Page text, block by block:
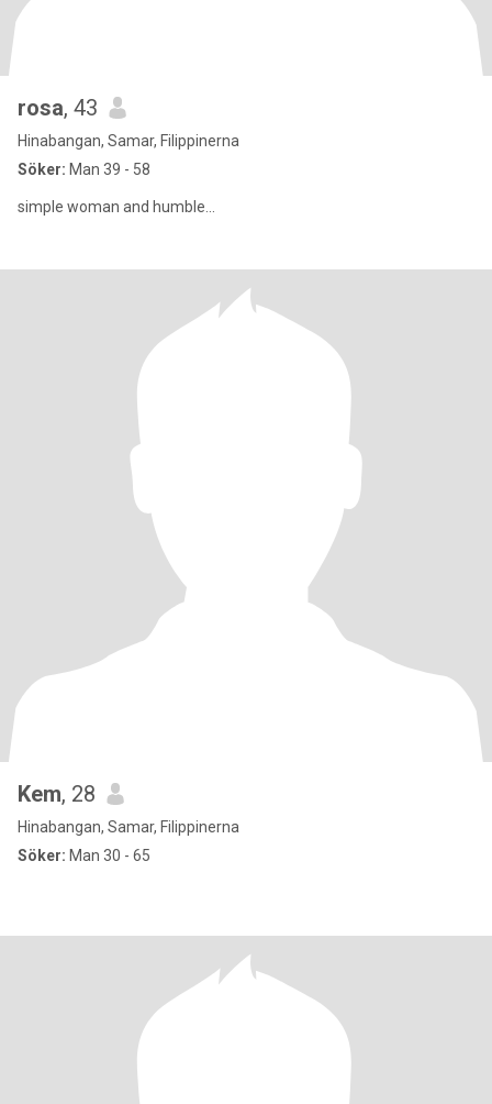
rosa, 43
Hinabangan, Samar, Filippinerna
Söker: Man 39 - 58
simple woman and humble...
Kem, 28
Hinabangan, Samar, Filippinerna
Söker: Man 30 - 65